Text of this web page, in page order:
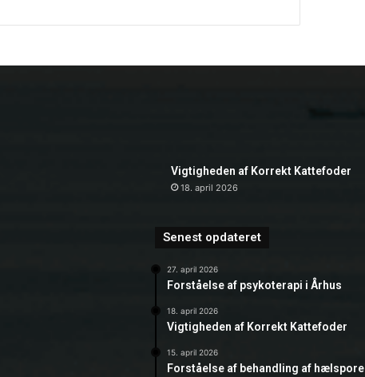
Vigtigheden af Korrekt Kattefoder
18. april 2026
Senest opdateret
27. april 2026
Forståelse af psykoterapi i Århus
18. april 2026
Vigtigheden af Korrekt Kattefoder
15. april 2026
Forståelse af behandling af hælspore